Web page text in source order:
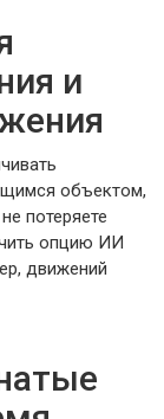
и
объектом,
потеряете
опцию ИИ
движений